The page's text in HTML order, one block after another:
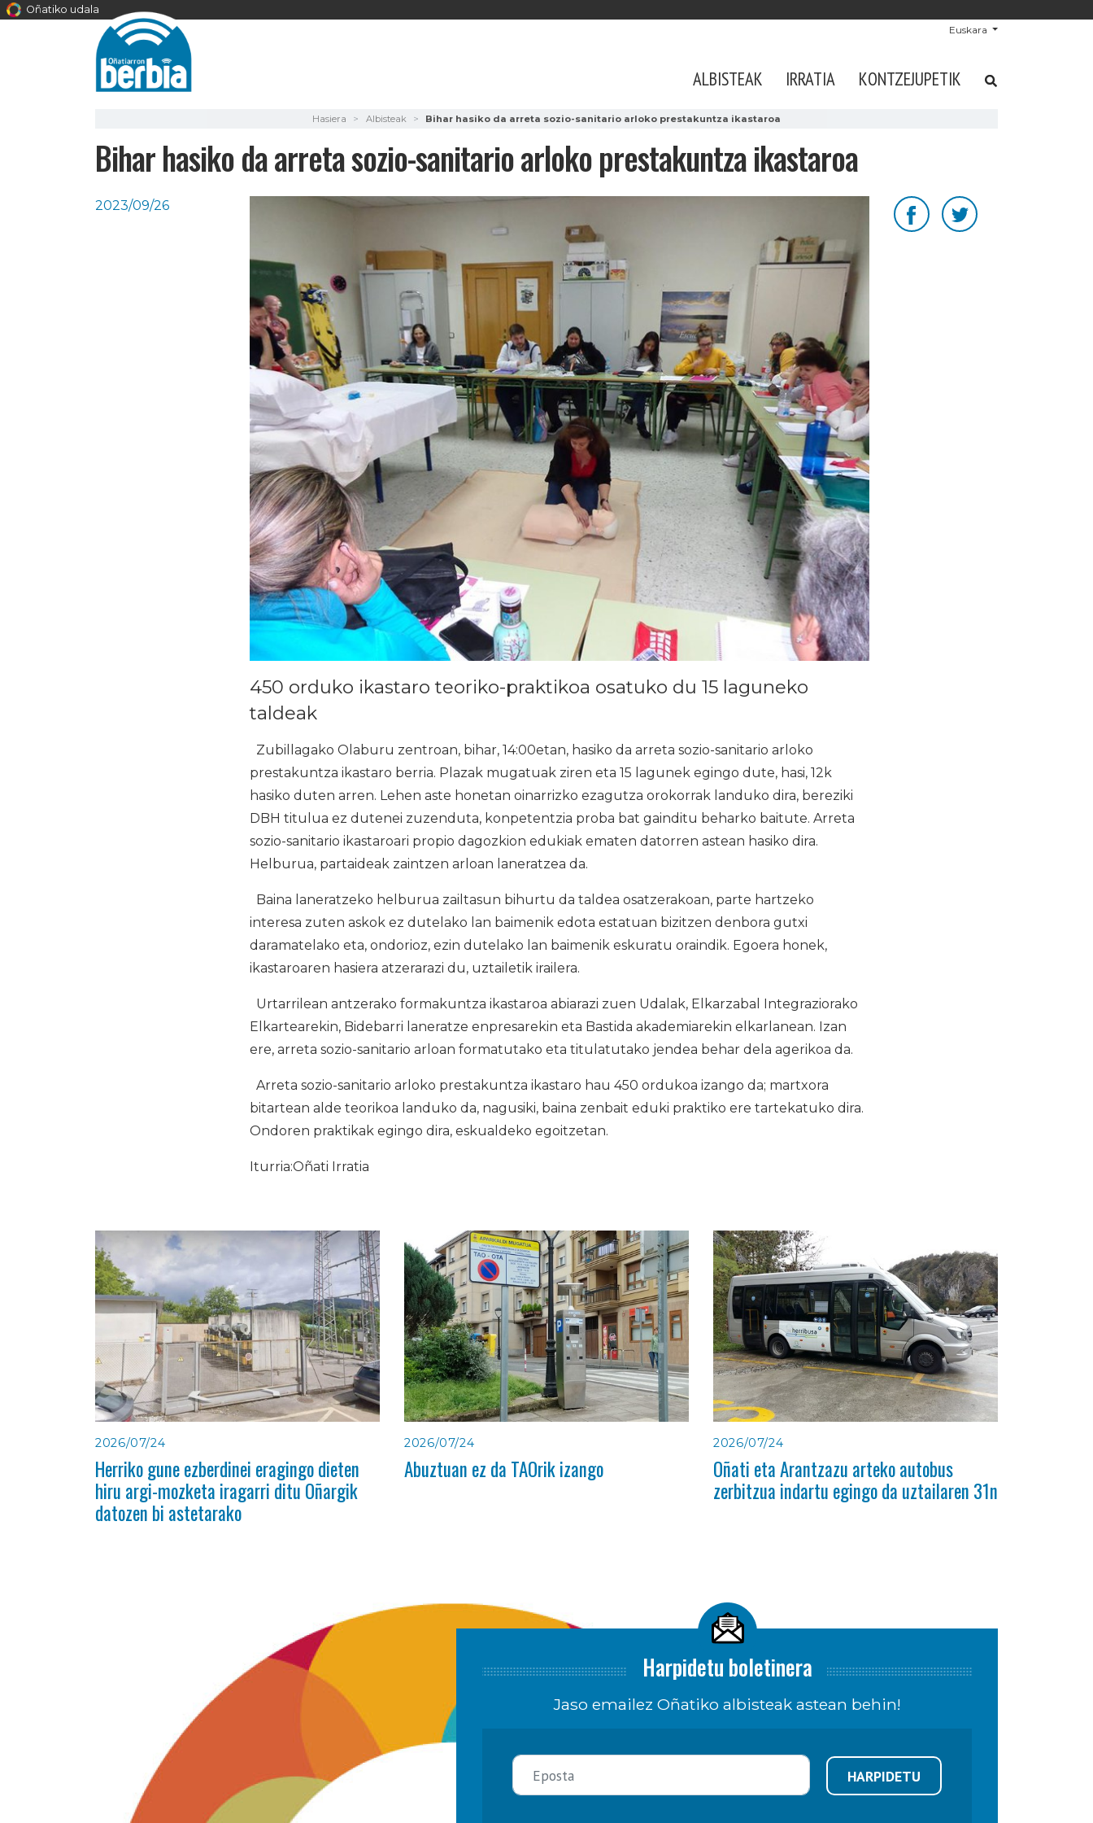
Oñatiko udala
Euskara
ALBISTEAK IRRATIA KONTZEJUPETIK
Hasiera Albisteak Bihar hasiko da arreta sozio-sanitario arloko prestakuntza ikastaroa
Bihar hasiko da arreta sozio-sanitario arloko prestakuntza ikastaroa
2023/09/26
450 orduko ikastaro teoriko-praktikoa osatuko du 15 laguneko
taldeak
Zubillagako Olaburu zentroan, bihar, 14:00etan, hasiko da arreta sozio-sanitario arloko
prestakuntza ikastaro berria. Plazak mugatuak ziren eta 15 lagunek egingo dute, hasi, 12k
hasiko duten arren. Lehen aste honetan oinarrizko ezagutza orokorrak landuko dira, bereziki
DBH titulua ez dutenei zuzenduta, konpetentzia proba bat gainditu beharko baitute. Arreta
sozio-sanitario ikastaroari propio dagozkion edukiak ematen datorren astean hasiko dira.
Helburua, partaideak zaintzen arloan laneratzea da.
Baina laneratzeko helburua zailtasun bihurtu da taldea osatzerakoan, parte hartzeko
interesa zuten askok ez dutelako lan baimenik edota estatuan bizitzen denbora gutxi
daramatelako eta, ondorioz, ezin dutelako lan baimenik eskuratu oraindik. Egoera honek,
ikastaroaren hasiera atzerarazi du, uztailetik irailera.
Urtarrilean antzerako formakuntza ikastaroa abiarazi zuen Udalak, Elkarzabal Integraziorako
Elkartearekin, Bidebarri laneratze enpresarekin eta Bastida akademiarekin elkarlanean. Izan
ere, arreta sozio-sanitario arloan formatutako eta titulatutako jendea behar dela agerikoa da.
Arreta sozio-sanitario arloko prestakuntza ikastaro hau 450 ordukoa izango da; martxora
bitartean alde teorikoa landuko da, nagusiki, baina zenbait eduki praktiko ere tartekatuko dira.
Ondoren praktikak egingo dira, eskualdeko egoitzetan.
Iturria:Oñati Irratia
2026/07/24
Herriko gune ezberdinei eragingo dieten
hiru argi-mozketa iragarri ditu Oñargik
datozen bi astetarako
2026/07/24
Abuztuan ez da TAOrik izango
2026/07/24
Oñati eta Arantzazu arteko autobus
zerbitzua indartu egingo da uztailaren 31n
Harpidetu boletinera
Jaso emailez Oñatiko albisteak astean behin!
HARPIDETU